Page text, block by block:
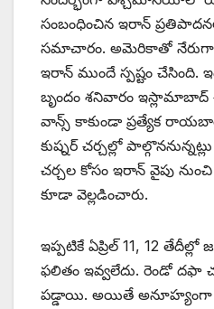
సంబంధించిన ఇరాన్
సమాచారం. అమెరికాతో నేరుగా
ఇరాన్ ముందే స్పష్టం
బృందం శనివారం ఇస్లామాబాద్
వాన్స్ కాకుండా ప్రత్యేక
కుష్నర్ చర్చల్లో
చర్చల కోసం ఇరాన్ వైపు నుంచి
కూడా వెల్లడించారు.
ఇప్పటికే ఏప్రిల్ 11, 12 తేదీల్లో
ఫలితం ఇవ్వలేదు. రెండో
పడ్డాయి. అయితే అనూహ్యంగా